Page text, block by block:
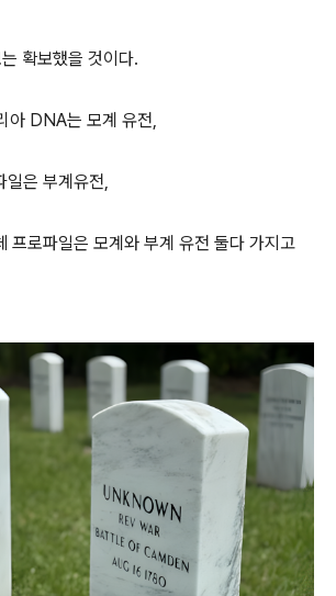
확보했을 것이다.
아 DNA는 모계 유전,
일은 부계유전,
프로파일은 모계와 부계 유전 둘다 가지고